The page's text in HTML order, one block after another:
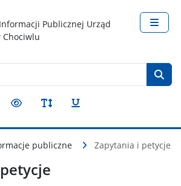
Publicznej Urząd
Chociwlu
publiczne Zapytania i petycje